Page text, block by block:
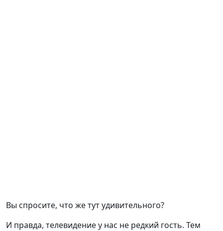
Вы спросите, что же тут удивительного?
И правда, телевидение у нас не редкий гость. Тем